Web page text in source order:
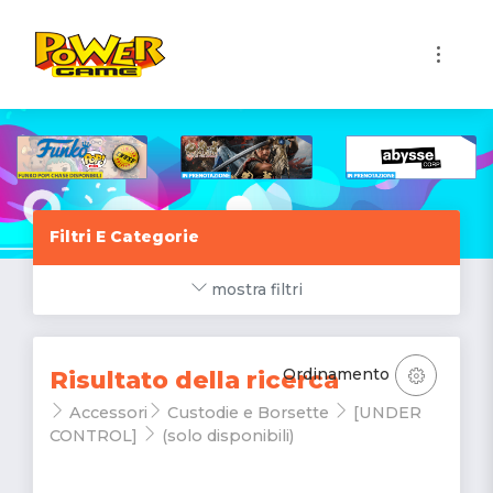
Filtri E Categorie
mostra filtri
Risultato della ricerca
Accessori Custodie e Borsette
[UNDER
CONTROL]
(solo disponibili)
Ordinamento